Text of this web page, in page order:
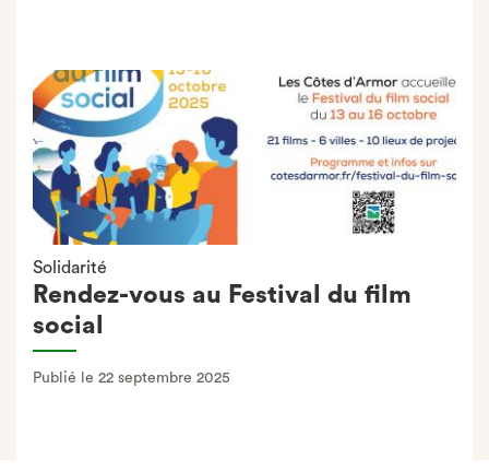
Solidarité
Rendez-vous au Festival du film
social
Publié le 22 septembre 2025